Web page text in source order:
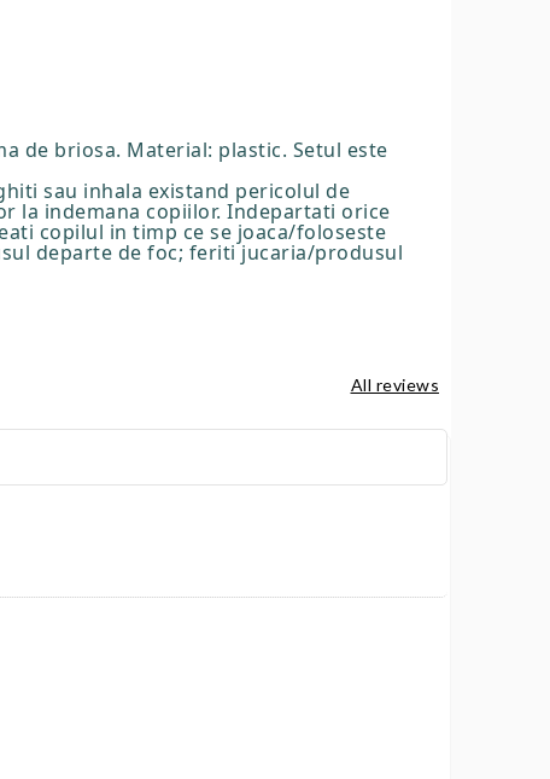
de briosa. Material: plastic. Setul este
sau inhala existand pericolul de
la indemana copiilor. Indepartati orice
copilul in timp ce se joaca/foloseste
departe de foc; feriti jucaria/produsul
All reviews